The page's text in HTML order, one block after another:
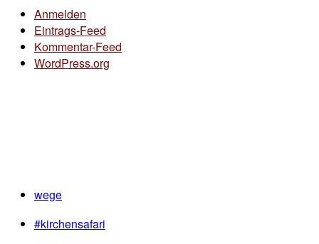
Anmelden
Eintrags-Feed
Kommentar-Feed
WordPress.org
wege
#kirchensafari